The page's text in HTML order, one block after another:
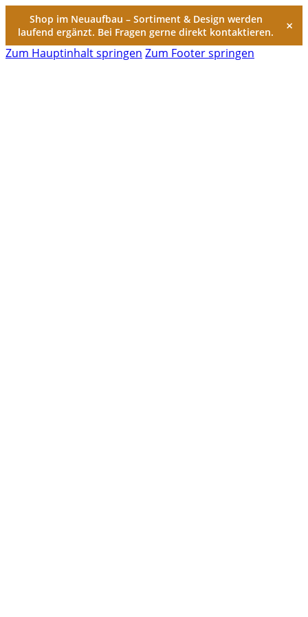
Shop im Neuaufbau – Sortiment & Design werden
laufend ergänzt. Bei Fragen gerne direkt kontaktieren.
×
Zum Hauptinhalt springen Zum Footer springen